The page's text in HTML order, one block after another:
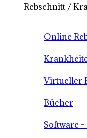
Rebschnitt /
Online
Virtueller
Bücher
Software